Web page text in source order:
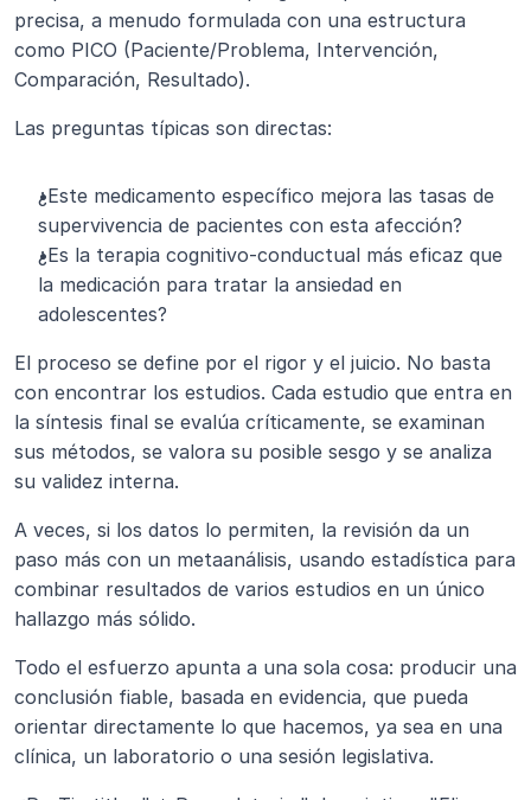
precisa, a menudo formulada con una estructura
como PICO (Paciente/Problema, Intervención,
Comparación, Resultado).
Las preguntas típicas son directas:
¿Este medicamento específico mejora las tasas de
supervivencia de pacientes con esta afección?
¿Es la terapia cognitivo-conductual más eficaz que
la medicación para tratar la ansiedad en
adolescentes?
El proceso se define por el rigor y el juicio. No basta
con encontrar los estudios. Cada estudio que entra en
la síntesis final se evalúa críticamente, se examinan
sus métodos, se valora su posible sesgo y se analiza
su validez interna.
A veces, si los datos lo permiten, la revisión da un
paso más con un metaanálisis, usando estadística para
combinar resultados de varios estudios en un único
hallazgo más sólido.
Todo el esfuerzo apunta a una sola cosa: producir una
conclusión fiable, basada en evidencia, que pueda
orientar directamente lo que hacemos, ya sea en una
clínica, un laboratorio o una sesión legislativa.